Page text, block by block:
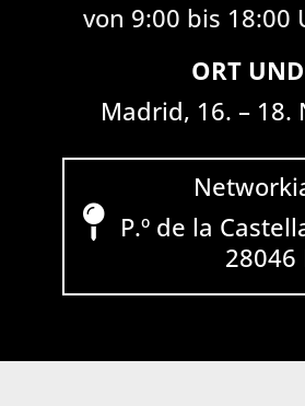
von 9:00 bis 18:00
ORT
Madrid, 16. – 18.
P.º de la